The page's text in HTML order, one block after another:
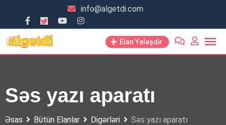
content
info@algetdi.com
Elan Yeləşdir
Səs yazı aparatı
Əsas Bütün Elanlar Digərləri Səs yazı aparatı